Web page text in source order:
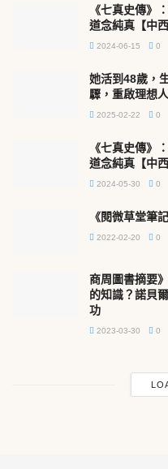
《七真史傳》
道念純真【中
2024-06-15 0
她活到48歲，
驟，重啟理想
2025-02-22 0
《七真史傳》
道念純真【中
2024-05-30 0
《閱微草堂筆
2022-02-20 0
商周圖書摘要
的知識？諾貝
功
2023-03-30 0